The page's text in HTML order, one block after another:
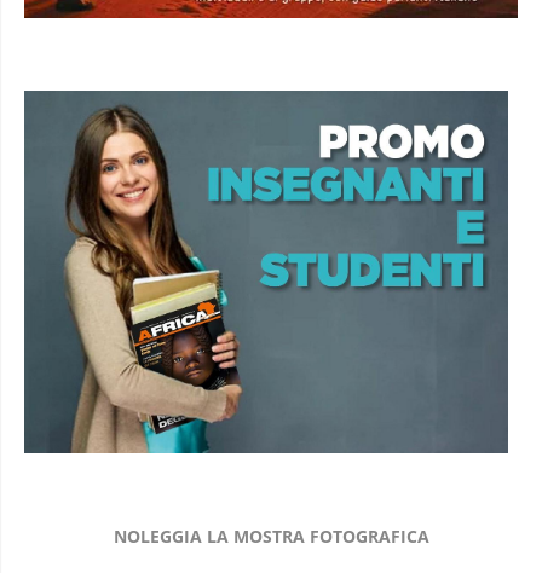
NOLEGGIA LA MOSTRA FOTOGRAFICA